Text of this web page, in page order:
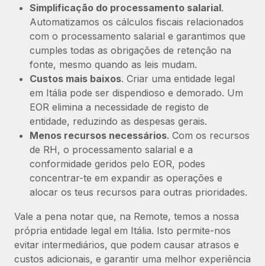
Simplificação do processamento salarial.
Automatizamos os cálculos fiscais relacionados
com o processamento salarial e garantimos que
cumples todas as obrigações de retenção na
fonte, mesmo quando as leis mudam.
Custos mais baixos. Criar uma entidade legal
em Itália pode ser dispendioso e demorado. Um
EOR elimina a necessidade de registo de
entidade, reduzindo as despesas gerais.
Menos recursos necessários. Com os recursos
de RH, o processamento salarial e a
conformidade geridos pelo EOR, podes
concentrar-te em expandir as operações e
alocar os teus recursos para outras prioridades.
Vale a pena notar que, na Remote, temos a nossa
própria entidade legal em Itália. Isto permite-nos
evitar intermediários, que podem causar atrasos e
custos adicionais, e garantir uma melhor experiência